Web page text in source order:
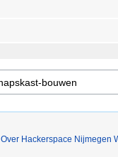
Over Hackerspace Nijmegen